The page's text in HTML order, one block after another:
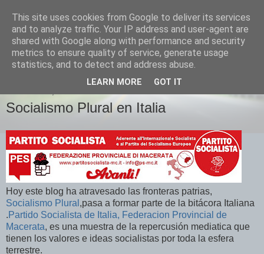
Izquierda Plural
Desde Cuenca para el mundo
Socialismo Plural en Italia
Hoy este blog ha atravesado las fronteras patrias,
Socialismo Plural ,pasa a formar parte de la bitácora Italiana
.Partido Socialista de Italia, Federacion Provincial de
Macerata, es una muestra de la repercusión mediatica que
tienen los valores e ideas socialistas por toda la esfera
terrestre.
This site uses cookies from Google to deliver its services
and to analyze traffic. Your IP address and user-agent are
shared with Google along with performance and security
metrics to ensure quality of service, generate usage
statistics, and to detect and address abuse.
LEARN MORE GOT IT